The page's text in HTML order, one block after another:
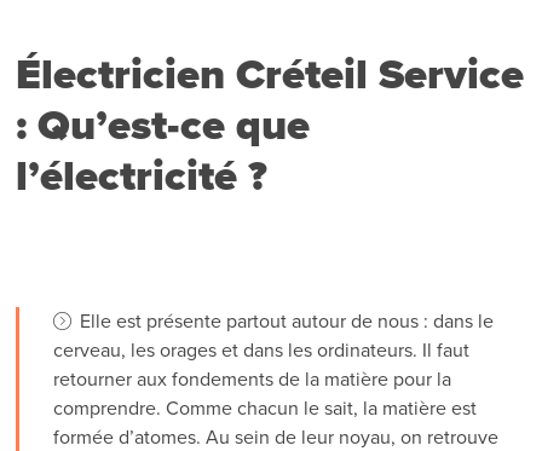
Électricien Créteil Service
: Qu’est-ce que
l’électricité ?
Elle est présente partout autour de nous : dans le
cerveau, les orages et dans les ordinateurs. Il faut
retourner aux fondements de la matière pour la
comprendre. Comme chacun le sait, la matière est
formée d’atomes. Au sein de leur noyau, on retrouve